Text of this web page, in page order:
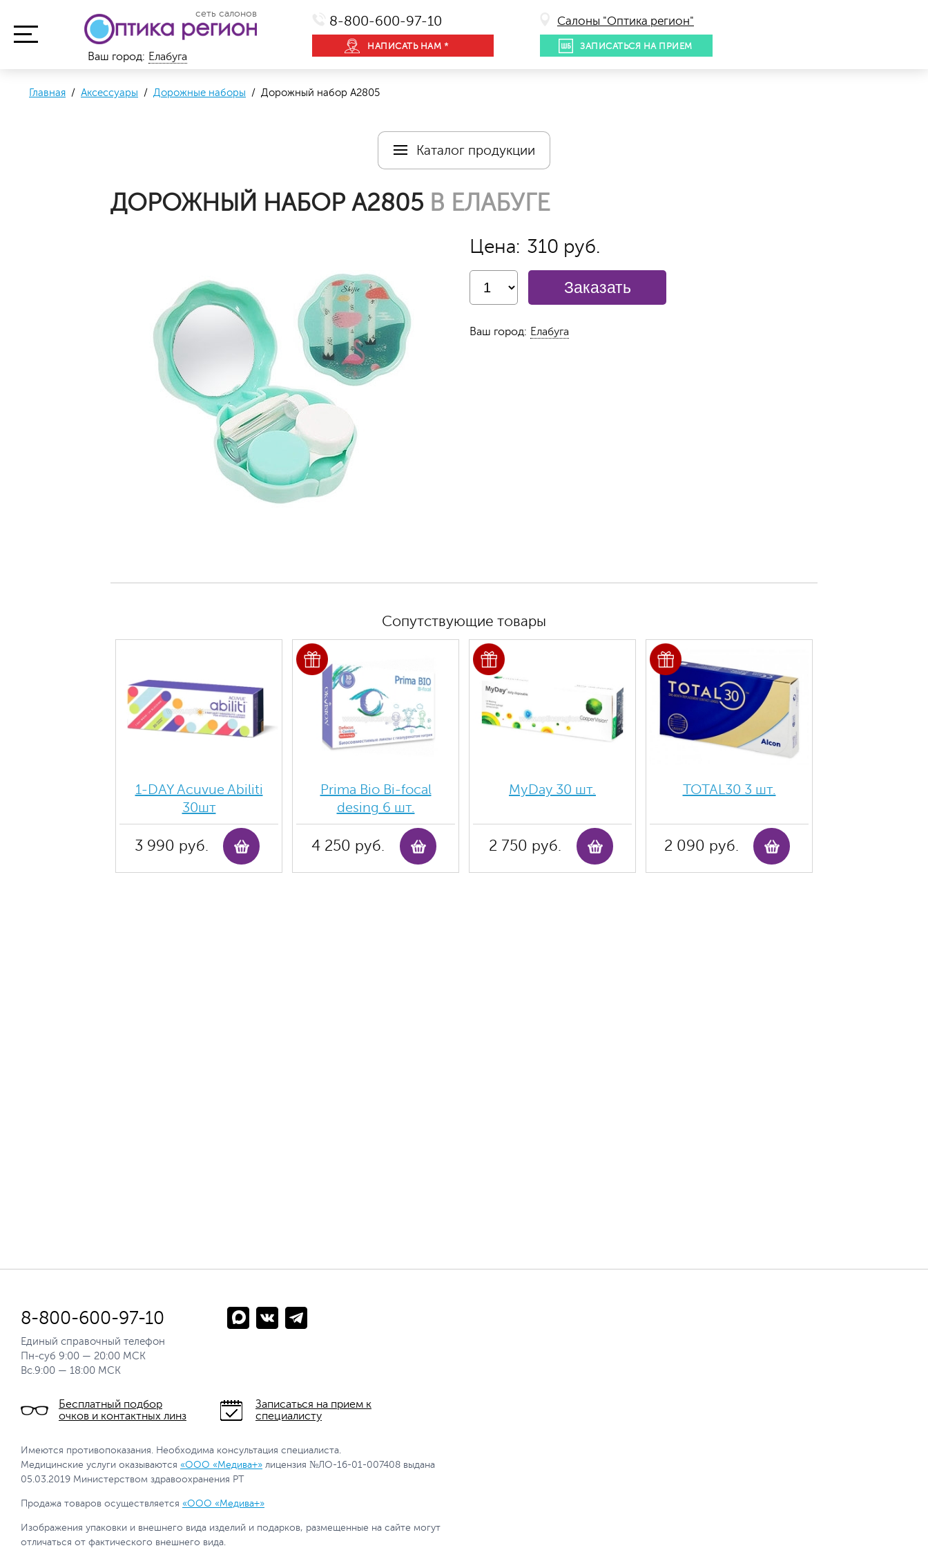
сеть салонов 8-800-600-97-10
НАПИСАТЬ НАМ *
Салоны "Оптика регион"
ЗАПИСАТЬСЯ НА ПРИЕМ
Ваш город: Елабуга
Главная / Аксессуары / Дорожные наборы / Дорожный набор А2805
Каталог продукции
ДОРОЖНЫЙ НАБОР А2805 В ЕЛАБУГЕ
Цена: 310 руб.
Заказать
Ваш город: Елабуга
Сопутствующие товары
1-DAY Acuvue Abiliti
30шт
3 990 руб.
Prima Bio Bi-focal
desing 6 шт.
4 250 руб.
MyDay 30 шт.
2 750 руб.
TOTAL30 3 шт.
2 090 руб.
8-800-600-97-10
Единый справочный телефон
Пн-суб 9:00 — 20:00 МСК
Вс.9:00 — 18:00 МСК
Бесплатный подбор
очков и контактных линз
Записаться на прием к
специалисту
Имеются противопоказания. Необходима консультация специалиста.
Медицинские услуги оказываются «ООО «Медива+» лицензия №ЛО-16-01-007408 выдана
05.03.2019 Министерством здравоохранения РТ
Продажа товаров осуществляется «ООО «Медива+»
Изображения упаковки и внешнего вида изделий и подарков, размещенные на сайте могут
отличаться от фактического внешнего вида.